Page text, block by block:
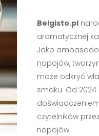
Belgisto.pl
aromatycznej
Jako
napojów,
może odkryć
smaku. Od
czytelników
napojów.